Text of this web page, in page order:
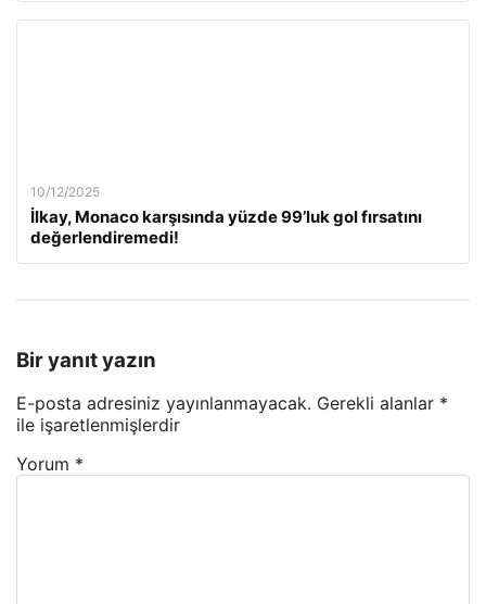
10/12/2025
İlkay, Monaco karşısında yüzde 99’luk gol fırsatını
değerlendiremedi!
Bir yanıt yazın
E-posta adresiniz yayınlanmayacak. Gerekli alanlar *
ile işaretlenmişlerdir
Yorum *